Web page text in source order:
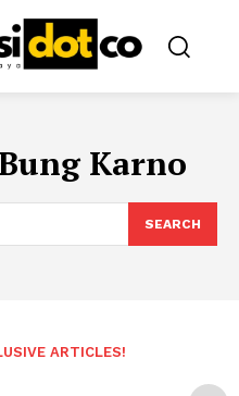
Karno
SEARCH
ARTICLES!